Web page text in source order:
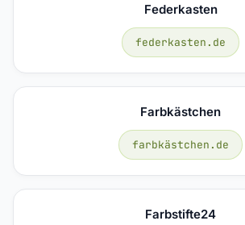
Federkasten
federkasten.de
Farbkästchen
farbkästchen.de
Farbstifte24